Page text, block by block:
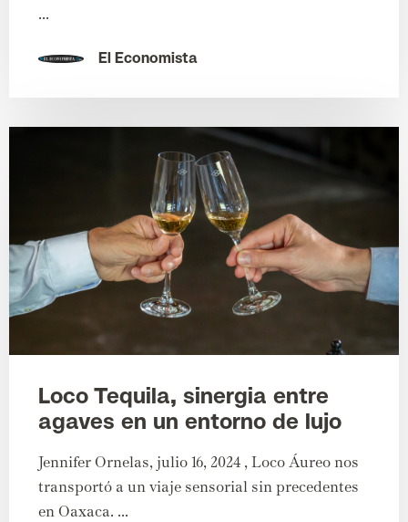
...
El Economista
Loco Tequila, sinergia entre
agaves en un entorno de lujo
Jennifer Ornelas, julio 16, 2024 , Loco Áureo nos
transportó a un viaje sensorial sin precedentes
en Oaxaca. ...